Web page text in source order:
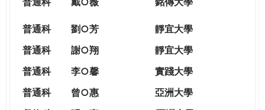
普通科 劉○芳
靜宜大學
普通科
謝○翔
靜宜大學
普通科
李○馨
實踐大學
普通科
曾○惠
亞洲大學